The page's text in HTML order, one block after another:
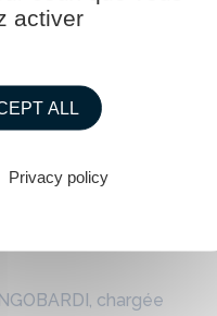
-17
chargée
activer
ALL
Privacy policy